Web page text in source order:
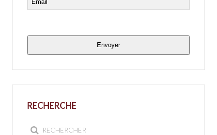
Envoyer
RECHERCHE